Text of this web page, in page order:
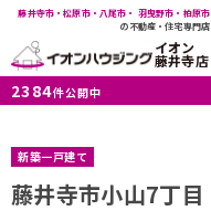
藤井寺市・松原市・八尾市・ 羽曳野市・柏原市
の不動産・住宅専門店
イオン
藤井寺店
2384件公開中
新築一戸建て
藤井寺市小山7丁目